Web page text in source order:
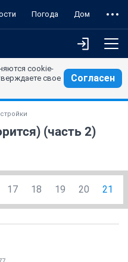
Погода Дом
cookie-
свое
Согласен
(часть 2)
17 18 19 20 21